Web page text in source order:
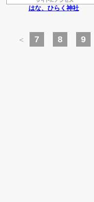
はな、ひらく神社
＜ 7 8 9